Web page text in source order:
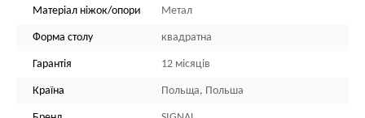
Матеріал ніжок/опори Метал
Форма столу квадратна
Гарантія 12 місяців
Країна Польща, Польша